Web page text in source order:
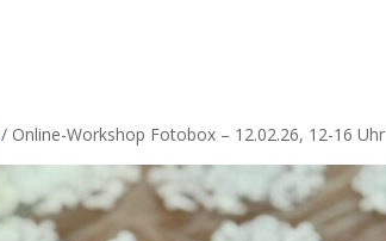
/ Online-Workshop Fotobox – 12.02.26, 12-16 Uhr